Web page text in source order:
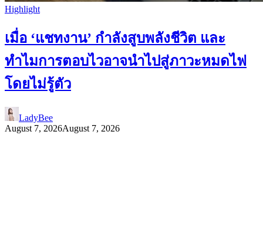
Highlight
เมื่อ ‘แชทงาน’ กำลังสูบพลังชีวิต และ
ทำไมการตอบไวอาจนำไปสู่ภาวะหมดไฟ
โดยไม่รู้ตัว
LadyBee
August 7, 2026August 7, 2026